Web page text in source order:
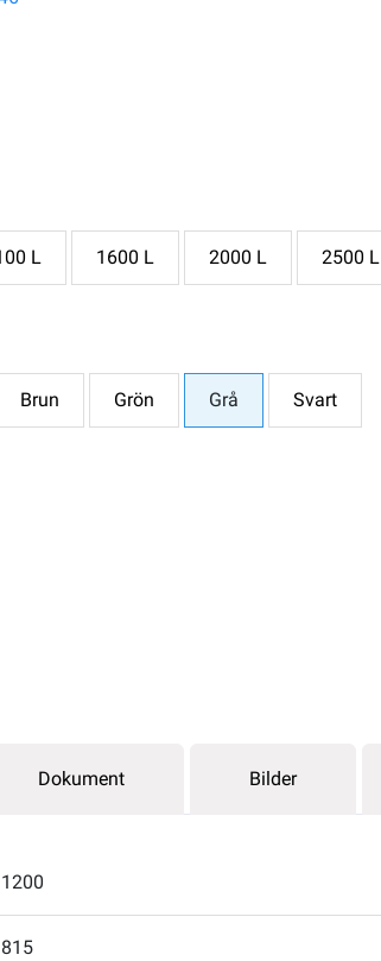
L 1600 L 2000 L 2500 L
Brun Grön Grå Svart
Dokument Bilder
1200
815